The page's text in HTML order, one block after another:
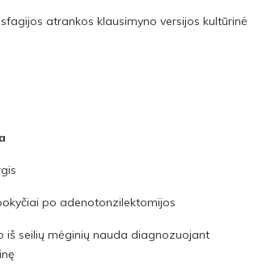
atrankos klausimyno versijos kultūrinė
po adenotonzilektomijos
iš seilių mėginių nauda diagnozuojant